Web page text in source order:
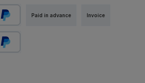
Paid in advance Invoice